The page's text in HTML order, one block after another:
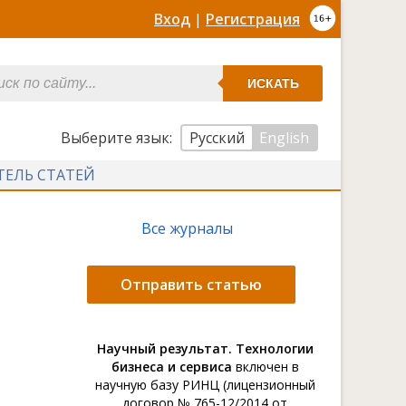
Вход | Регистрация
ИСКАТЬ
Выберите язык: Русский
English
СТАТЕЙ
Все журналы
Отправить статью
Научный результат. Технологии
бизнеса и сервиса включен в
научную базу РИНЦ (лицензионный